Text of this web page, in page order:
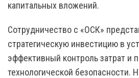
капитальных вложений.
Сотрудничество с «ОСК»
стратегическую инвестицию в
эффективный контроль затрат и
технологической безопасности.